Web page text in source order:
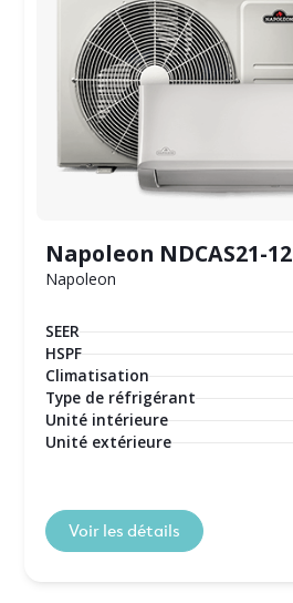
Napoleon NDCAS21-12
Napoleon
SEER
HSPF
Climatisation
Type de réfrigérant
Unité intérieure
Unité extérieure
Voir les détails